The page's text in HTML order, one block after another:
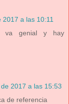
a las 10:11
va genial y hay
2017 a las 15:53
de referencia